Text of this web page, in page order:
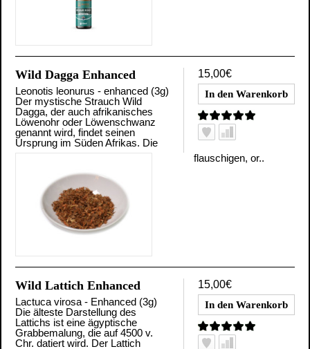
15,00€
Wild Dagga Enhanced
Leonotis leonurus - enhanced (3g)
Der mystische Strauch Wild
Dagga, der auch afrikanisches
Löwenohr oder Löwenschwanz
genannt wird, findet seinen
Ursprung im Süden Afrikas. Die
flauschigen, or..
15,00€
Wild Lattich Enhanced
Lactuca virosa - Enhanced (3g)
Die älteste Darstellung des
Lattichs ist eine ägyptische
Grabbemalung, die auf 4500 v.
Chr. datiert wird. Der Lattich